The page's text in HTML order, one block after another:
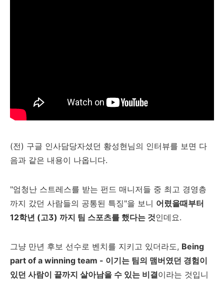
(전) 구글 인사담당자셨던 황성현님의 인터뷰를 보면 다
음과 같은 내용이 나옵니다.
"엄청난 스트레스를 받는 펀드 매니저들 중 최고 경영층
까지 갔던 사람들의 공통된 특징"을 보니 어렸을때부터
12학년 (고3) 까지 팀 스포츠를 했다는 것인데요.
그냥 만년 후보 선수로 벤치를 지키고 있더라도, Being
part of a winning team - 이기는 팀의 맴버였던 경험이
있던 사람이 끝까지 살아남을 수 있는 비결이라는 것입니